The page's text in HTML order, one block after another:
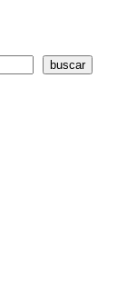
buscar